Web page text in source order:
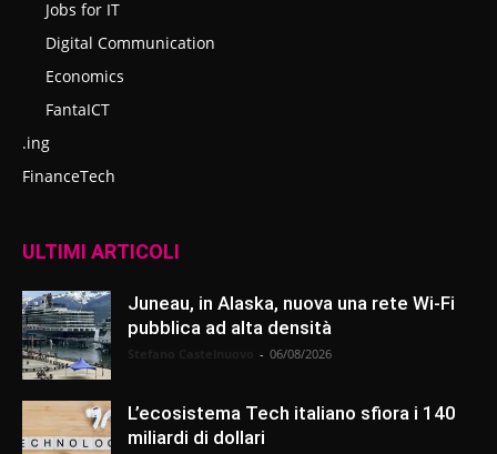
Jobs for IT
Digital Communication
Economics
FantaICT
.ing
FinanceTech
ULTIMI ARTICOLI
Juneau, in Alaska, nuova una rete Wi-Fi
pubblica ad alta densità
- 06/08/2026
L’ecosistema Tech italiano sfiora i 140
miliardi di dollari